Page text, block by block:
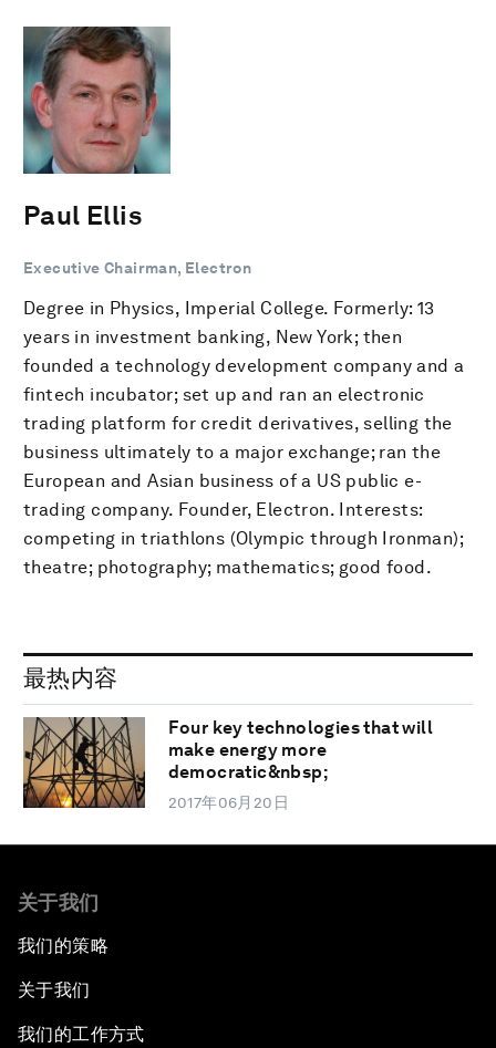
Paul Ellis
Executive Chairman, Electron
Degree in Physics, Imperial College. Formerly: 13
years in investment banking, New York; then
founded a technology development company and a
fintech incubator; set up and ran an electronic
trading platform for credit derivatives, selling the
business ultimately to a major exchange; ran the
European and Asian business of a US public e-
trading company. Founder, Electron. Interests:
competing in triathlons (Olympic through Ironman);
theatre; photography; mathematics; good food.
最热内容
Four key technologies that will
make energy more
democratic&nbsp;
2017年06月20日
关于我们
我们的策略
关于我们
我们的工作方式